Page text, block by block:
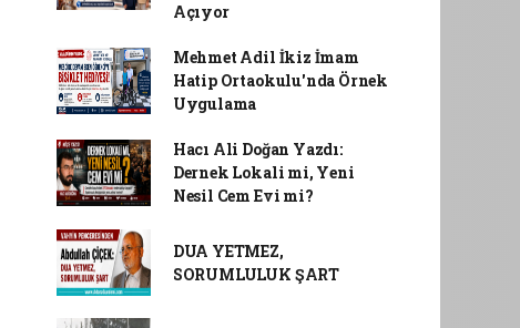
Açıyor
Mehmet Adil İkiz İmam
Hatip Ortaokulu'nda Örnek
Uygulama
Hacı Ali Doğan Yazdı:
Dernek Lokali mi, Yeni
Nesil Cem Evi mi?
DUA YETMEZ,
SORUMLULUK ŞART